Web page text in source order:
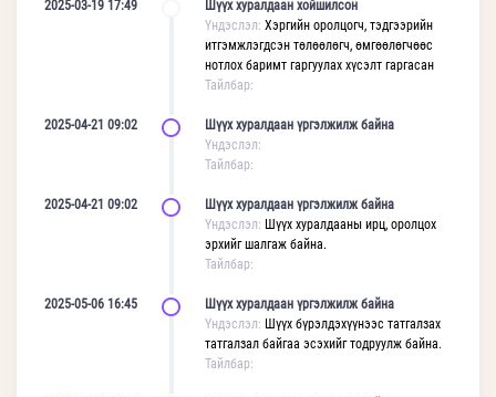
2025-03-19 17:49
Шүүх хуралдаан хойшилсон
Үндэслэл: Хэргийн оролцогч, тэдгээрийн
итгэмжлэгдсэн төлөөлөгч, өмгөөлөгчөөс
нотлох баримт гаргуулах хүсэлт гаргасан
Тайлбар:
2025-04-21 09:02
Шүүх хуралдаан үргэлжилж байна
Үндэслэл:
Тайлбар:
2025-04-21 09:02
Шүүх хуралдаан үргэлжилж байна
Үндэслэл: Шүүх хуралдааны ирц, оролцох
эрхийг шалгаж байна.
Тайлбар:
2025-05-06 16:45
Шүүх хуралдаан үргэлжилж байна
Үндэслэл: Шүүх бүрэлдэхүүнээс татгалзах
татгалзал байгаа эсэхийг тодруулж байна.
Тайлбар: